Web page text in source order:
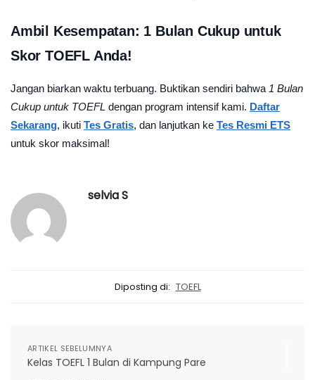
Ambil Kesempatan: 1 Bulan Cukup untuk
Skor TOEFL Anda!
Jangan biarkan waktu terbuang. Buktikan sendiri bahwa 1 Bulan
Cukup untuk TOEFL dengan program intensif kami. Daftar
Sekarang, ikuti Tes Gratis, dan lanjutkan ke Tes Resmi ETS
untuk skor maksimal!
selvia S
Diposting di: TOEFL
ARTIKEL SEBELUMNYA
Kelas TOEFL 1 Bulan di Kampung Pare